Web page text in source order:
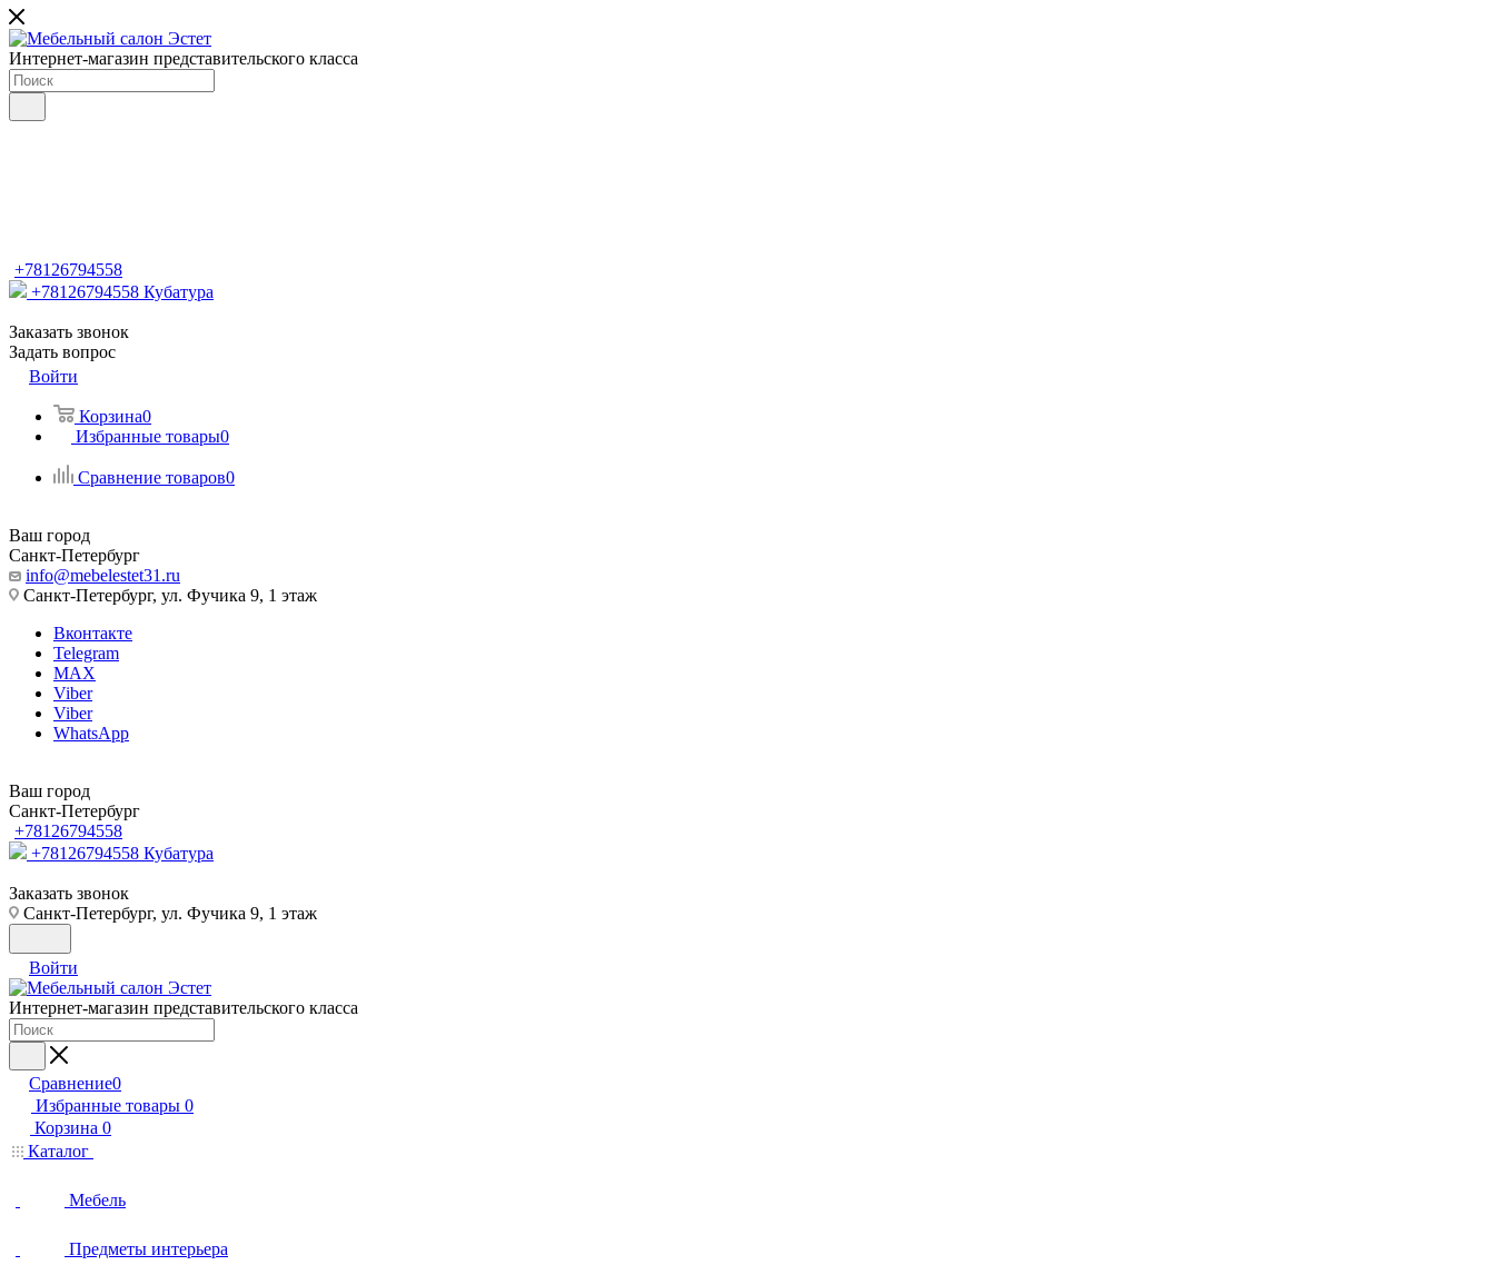
Интернет-магазин представительского класса
+78126794558
+78126794558 Кубатура
Заказать звонок
Задать вопрос
Войти
Корзина0
Избранные товары0
Сравнение товаров0
Ваш город
Санкт-Петербург
info@mebelestet31.ru
Санкт-Петербург, ул. Фучика 9, 1 этаж
Вконтакте
Telegram
MAX
Viber
Viber
WhatsApp
Ваш город
Санкт-Петербург
+78126794558
+78126794558 Кубатура
Заказать звонок
Санкт-Петербург, ул. Фучика 9, 1 этаж
Войти
Интернет-магазин представительского класса
Сравнение0
Избранные товары 0
Корзина 0
Каталог
Мебель
Предметы интерьера